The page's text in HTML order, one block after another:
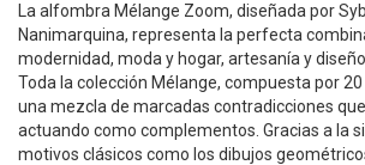
La alfombra Mélange Zoom, diseñada por
Nanimarquina, representa la perfecta
modernidad, moda y hogar, artesanía y
Toda la colección Mélange, compuesta por
una mezcla de marcadas contradicciones
actuando como complementos. Gracias a la
motivos clásicos como los dibujos